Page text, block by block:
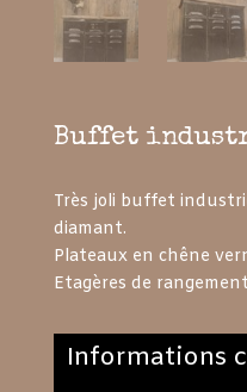
Buffet
Très joli buffet
diamant.
Plateaux en chêne
Etagères de
Informations